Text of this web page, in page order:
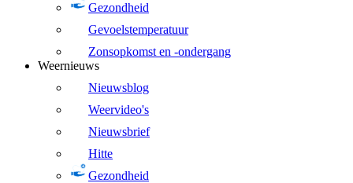
Gezondheid
Gevoelstemperatuur
Zonsopkomst en -ondergang
Weernieuws
Nieuwsblog
Weervideo's
Nieuwsbrief
Hitte
Gezondheid